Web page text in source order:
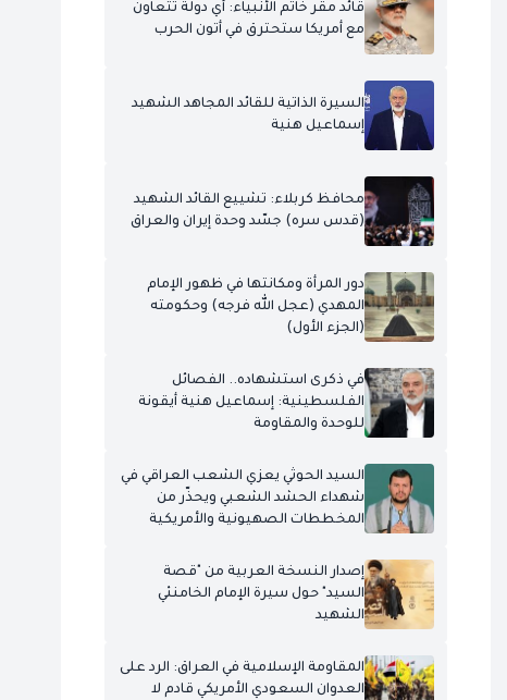
قائد مقر خاتم الأنبياء: أي دولة تتعاون
مع أمريكا ستحترق في أتون الحرب
السيرة الذاتية للقائد المجاهد الشهيد
إسماعيل هنية
محافظ كربلاء: تشييع القائد الشهيد
(قدس سره) جسّد وحدة إيران والعراق
دور المرأة ومكانتها في ظهور الإمام
المهدي (عجل الله فرجه) وحكومته
(الجزء الأول)
في ذكرى استشهاده.. الفصائل
الفلسطينية: إسماعيل هنية أيقونة
للوحدة والمقاومة
السيد الحوثي يعزي الشعب العراقي في
شهداء الحشد الشعبي ويحذّر من
المخططات الصهيونية والأمريكية
إصدار النسخة العربية من "قصة
السيد" حول سيرة الإمام الخامنئي
الشهيد
المقاومة الإسلامية في العراق: الرد على
العدوان السعودي الأمريكي قادم لا